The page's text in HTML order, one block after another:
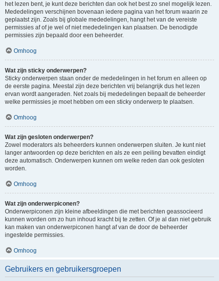
het lezen bent, je kunt deze berichten dan ook het best zo snel mogelijk lezen.
Mededelingen verschijnen bovenaan iedere pagina van het forum waarin ze
geplaatst zijn. Zoals bij globale mededelingen, hangt het van de vereiste
permissies af of je wel of niet mededelingen kan plaatsen. De benodigde
permissies zijn bepaald door een beheerder.
Omhoog
Wat zijn sticky onderwerpen?
Sticky onderwerpen staan onder de mededelingen in het forum en alleen op
de eerste pagina. Meestal zijn deze berichten vrij belangrijk dus het lezen
ervan wordt aangeraden. Net zoals bij mededelingen bepaalt de beheerder
welke permissies je moet hebben om een sticky onderwerp te plaatsen.
Omhoog
Wat zijn gesloten onderwerpen?
Zowel moderators als beheerders kunnen onderwerpen sluiten. Je kunt niet
langer antwoorden op deze berichten en als ze een peiling bevatten eindigt
deze automatisch. Onderwerpen kunnen om welke reden dan ook gesloten
worden.
Omhoog
Wat zijn onderwerpiconen?
Onderwerpiconen zijn kleine afbeeldingen die met berichten geassocieerd
kunnen worden om zo hun inhoud kracht bij te zetten. Of je al dan niet gebruik
kan maken van onderwerpiconen hangt af van de door de beheerder
ingestelde permissies.
Omhoog
Gebruikers en gebruikersgroepen